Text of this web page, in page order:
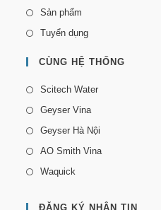
Sản phẩm
Tuyển dụng
CÙNG HỆ THỐNG
Scitech Water
Geyser Vina
Geyser Hà Nội
AO Smith Vina
Waquick
ĐĂNG KÝ NHẬN TIN